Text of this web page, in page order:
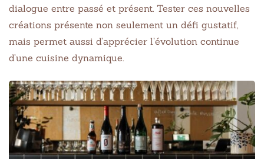
dialogue entre passé et présent. Tester ces nouvelles
créations présente non seulement un défi gustatif,
mais permet aussi d’apprécier l’évolution continue
d’une cuisine dynamique.